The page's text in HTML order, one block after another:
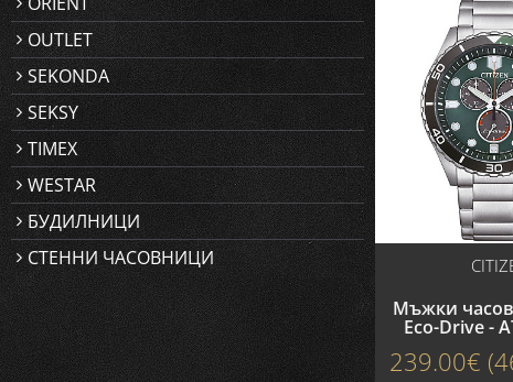
OUTLET
SEKONDA
SEKSY
TIMEX
WESTAR
БУДИЛНИЦИ
СТЕННИ ЧАСОВНИЦИ
Мъжки
Eco-Drive -
239.00€